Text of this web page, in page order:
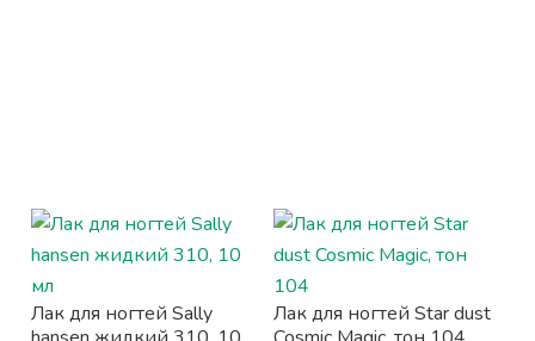
Лак для ногтей Sally
Лак для ногтей Star dust